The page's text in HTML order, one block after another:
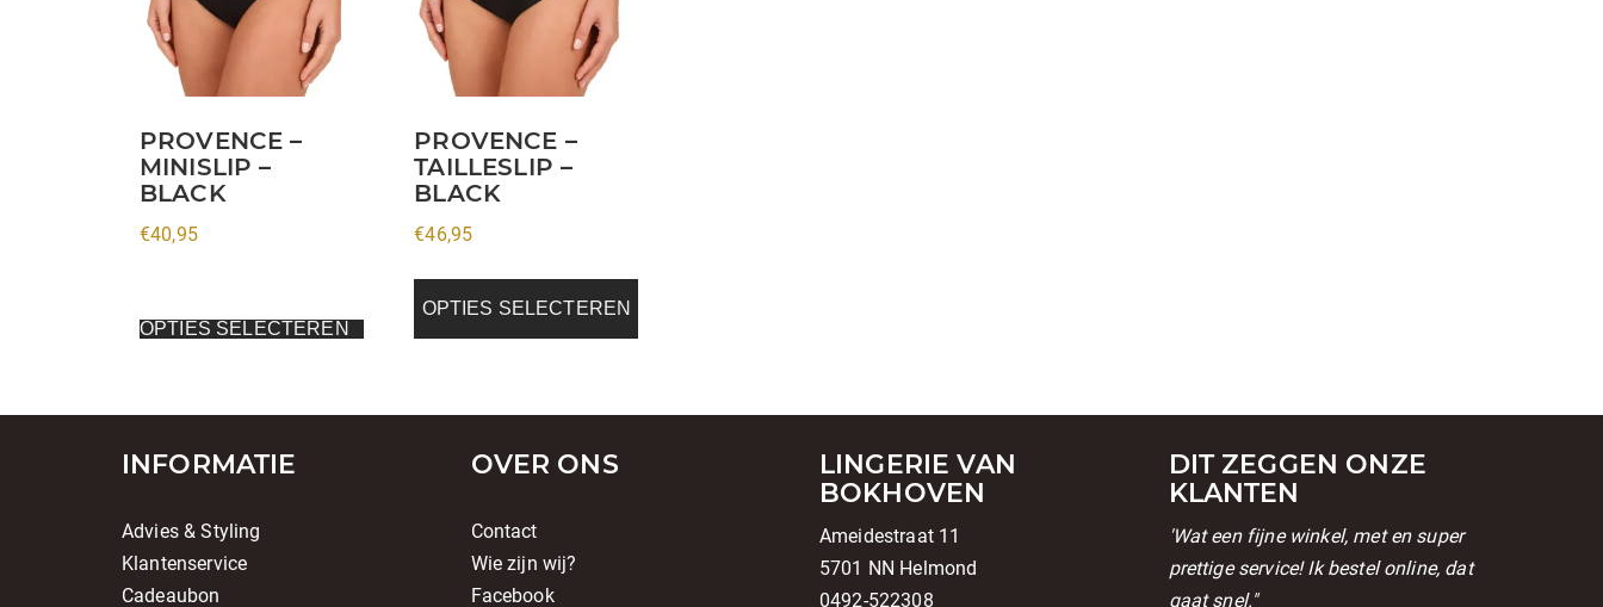
PROVENCE –
MINISLIP –
BLACK
€40,95
OPTIES SELECTEREN
variaties.
Deze
optie
gekozen
worden
op
de
PROVENCE –
TAILLESLIP –
BLACK
€46,95
OPTIES SELECTEREN
variaties.
Deze
optie
gekozen
worden
op
de
INFORMATIE
Advies & Styling
Klantenservice
Cadeaubon
OVER ONS
Contact
Wie zijn wij?
Facebook
LINGERIE VAN
BOKHOVEN
Ameidestraat 11
5701 NN Helmond
0492-522308
DIT ZEGGEN ONZE
KLANTEN
'Wat een fijne winkel, met en super
prettige service! Ik bestel online, dat
gaat snel."